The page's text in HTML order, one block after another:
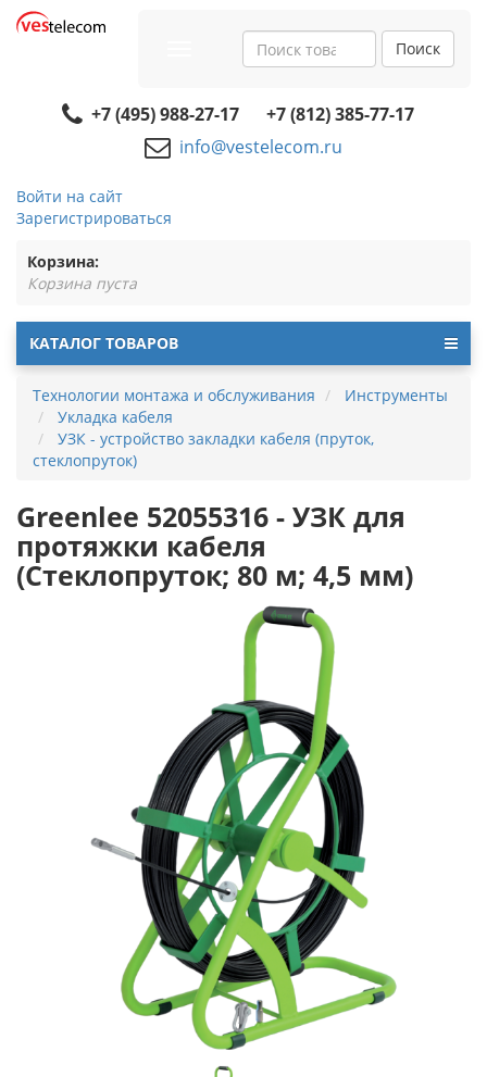
navigation
Поиск
+7 (495) 988-27-17
+7 (812) 385-77-17
info@vestelecom.ru
Войти на сайт
Зарегистрироваться
Корзина:
Корзина пуста
КАТАЛОГ ТОВАРОВ
Технологии монтажа и обслуживания
Инструменты
Укладка кабеля
УЗК - устройство закладки кабеля (пруток,
стеклопруток)
Greenlee 52055316 - УЗК для
протяжки кабеля
(Стеклопруток; 80 м; 4,5 мм)